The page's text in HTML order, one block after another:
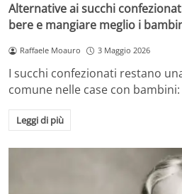
Alternative ai succhi
bere e mangiare meglio i
Raffaele Moauro 3 Maggio 2026
I succhi confezionati restano
comune nelle case con
Leggi di più